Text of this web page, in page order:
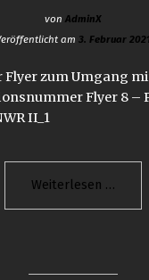
von AdminX
am 3. Februar
zum Umgang
Flyer 8 –
II_1
Weiterlesen "Flyer